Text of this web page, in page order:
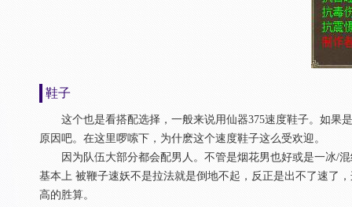
鞋子
这个也是看搭配选择，一般来说用仙器375速度鞋子。如果
原因吧。在这里啰嗦下，为什麽这个速度鞋子这么受欢迎。
因为队伍大部分都会配男人。不管是烟花男也好或是一冰/混
基本上 被鞭子速妖不是拉法就是倒地不起，反正是出不了速了
高的胜算。